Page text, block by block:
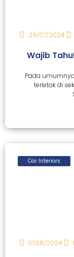
29/07/2024
Wajib
Pada
terletak di
Car Interiors
17/08/2024